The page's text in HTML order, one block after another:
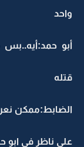
واحد
أبو حمد:أيه..بس
قتله
الضابط:ممكن
علي ناظر في